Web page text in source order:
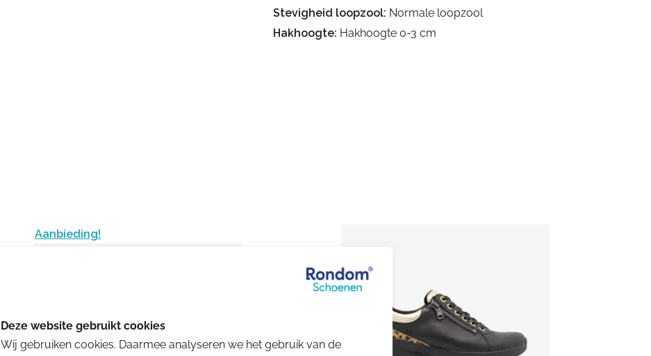
Stevigheid loopzool: Normale loopzool
Hakhoogte: Hakhoogte 0-3 cm
Aanbieding!
Wij gebruiken cookies. Daarmee analyseren we het gebruik van de